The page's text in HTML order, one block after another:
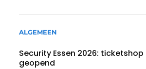
ALGEMEEN
Security Essen 2026: ticketshop
geopend